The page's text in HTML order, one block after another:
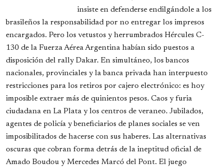
insiste en defenderse endilgándole a los
brasileños la responsabilidad por no entregar los impresos
encargados. Pero los vetustos y herrumbrados Hércules C-
130 de la Fuerza Aérea Argentina habían sido puestos a
disposición del rally Dakar. En simultáneo, los bancos
nacionales, provinciales y la banca privada han interpuesto
restricciones para los retiros por cajero electrónico: es hoy
imposible extraer más de quinientos pesos. Caos y furia
ciudadana en La Plata y los centros de veraneo. Jubilados,
agentes de policía y beneficiarios de planes sociales se ven
imposibilitados de hacerse con sus haberes. Las alternativas
oscuras que cobran forma detrás de la ineptitud oficial de
Amado Boudou y Mercedes Marcó del Pont. El juego